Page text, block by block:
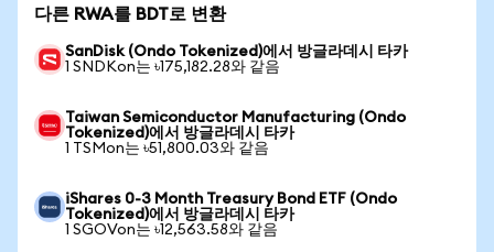
다른 RWA를 BDT로 변환
SanDisk (Ondo Tokenized)에서 방글라데시 타카
1 SNDKon는 ৳175,182.28와 같음
Taiwan Semiconductor Manufacturing (Ondo
Tokenized)에서 방글라데시 타카
1 TSMon는 ৳51,800.03와 같음
iShares 0-3 Month Treasury Bond ETF (Ondo
Tokenized)에서 방글라데시 타카
1 SGOVon는 ৳12,563.58와 같음